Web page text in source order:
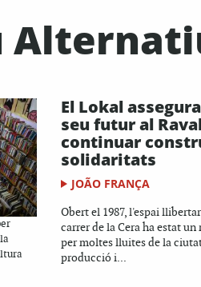
El Lokal
seu futur al
continuar
solidaritats
JOÃO FRANÇA
Obert el 1987, l'espai
carrer de la Cera ha estat un
per moltes lluites de la
producció i...